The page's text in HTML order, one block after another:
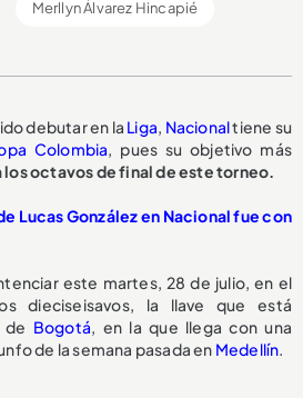
Merllyn Álvarez Hincapié
debutar en la Liga, Nacionaltiene su
Colombia, pues su objetivo más
octavos de final de este torneo.
Lucas González en Nacional fue con
este martes, 28 de julio, en el
dieciseisavos, la llave que está
de Bogotá, en la que llega con una
de la semana pasada en Medellín.